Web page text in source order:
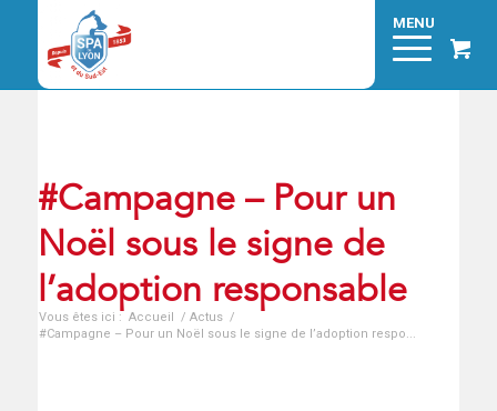
#Campagne – Pour un
Noël sous le signe de
l’adoption responsable
Vous êtes ici : Accueil / Actus /
#Campagne – Pour un Noël sous le signe de l’adoption respo...